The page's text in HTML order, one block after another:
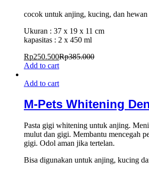
cocok untuk anjing, kucing, dan
Ukuran : 37 x 19 x 11 cm
kapasitas : 2 x 450 ml
Rp250.500Rp385.000
Add to cart
Add to cart
M-Pets Whitening
Pasta gigi whitening untuk anjing.
mulut dan gigi. Membantu mencegah
gigi. Odol aman jika tertelan.
Bisa digunakan untuk anjing, kucing